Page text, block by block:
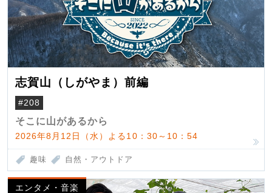
志賀山（しがやま）前編
#208
そこに山があるから
2026年8月12日（水）よる10：30～10：54
趣味 自然・アウトドア
エンタメ・音楽